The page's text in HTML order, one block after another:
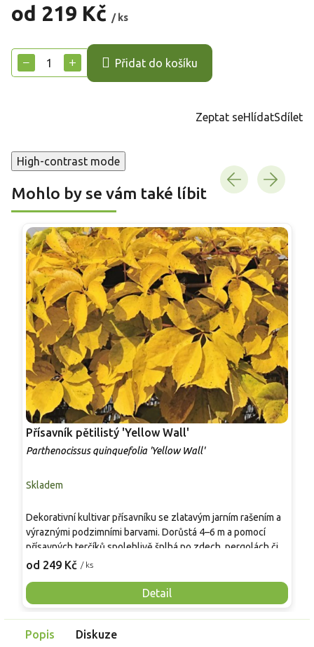
od 219 Kč / ks
cena:
+
− Přidat do košíku
Zeptat seHlídatSdílet
High-contrast mode
Mohlo by se vám také líbit
Přísavník pětilistý 'Yellow Wall'
Parthenocissus quinquefolia 'Yellow Wall'
Skladem
od 249 Kč / ks
Detail
Dekorativní kultivar přísavníku se zlatavým jarním rašením a
výraznými podzimními barvami. Dorůstá 4–6 m a pomocí
přísavných terčíků spolehlivě šplhá po zdech, pergolách či
plotech. Listy jsou pětičetné, na jaře jasně žluté, v létě
oranžové až šarlatové. Je plně mrazuvzdorný, odolný a
méně agresivní než běžný přísavník, dobře se udržuje.
Popis Diskuze